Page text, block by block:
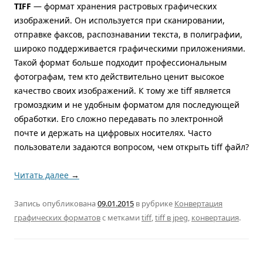
TIFF — формат хранения растровых графических
изображений. Он используется при сканировании,
отправке факсов, распознавании текста, в полиграфии,
широко поддерживается графическими приложениями.
Такой формат больше подходит профессиональным
фотографам, тем кто действительно ценит высокое
качество своих изображений. К тому же tiff является
громоздким и не удобным форматом для последующей
обработки. Его сложно передавать по электронной
почте и держать на цифровых носителях. Часто
пользователи задаются вопросом, чем открыть tiff файл?
Читать далее →
Запись опубликована09.01.2015 в рубрике Конвертация
графических форматовс меткамиtiff,tiff в jpeg, конвертация.